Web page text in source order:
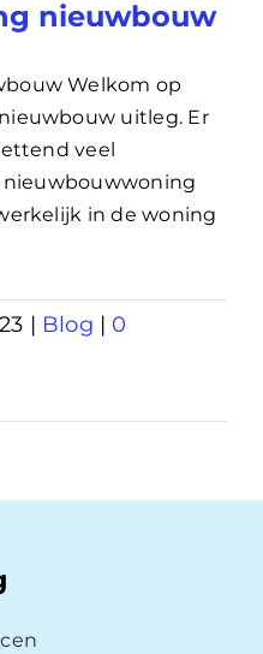
nieuwbouw
Welkom op
uitleg. Er
veel
nieuwbouwwoning
in de woning
| Blog | 0